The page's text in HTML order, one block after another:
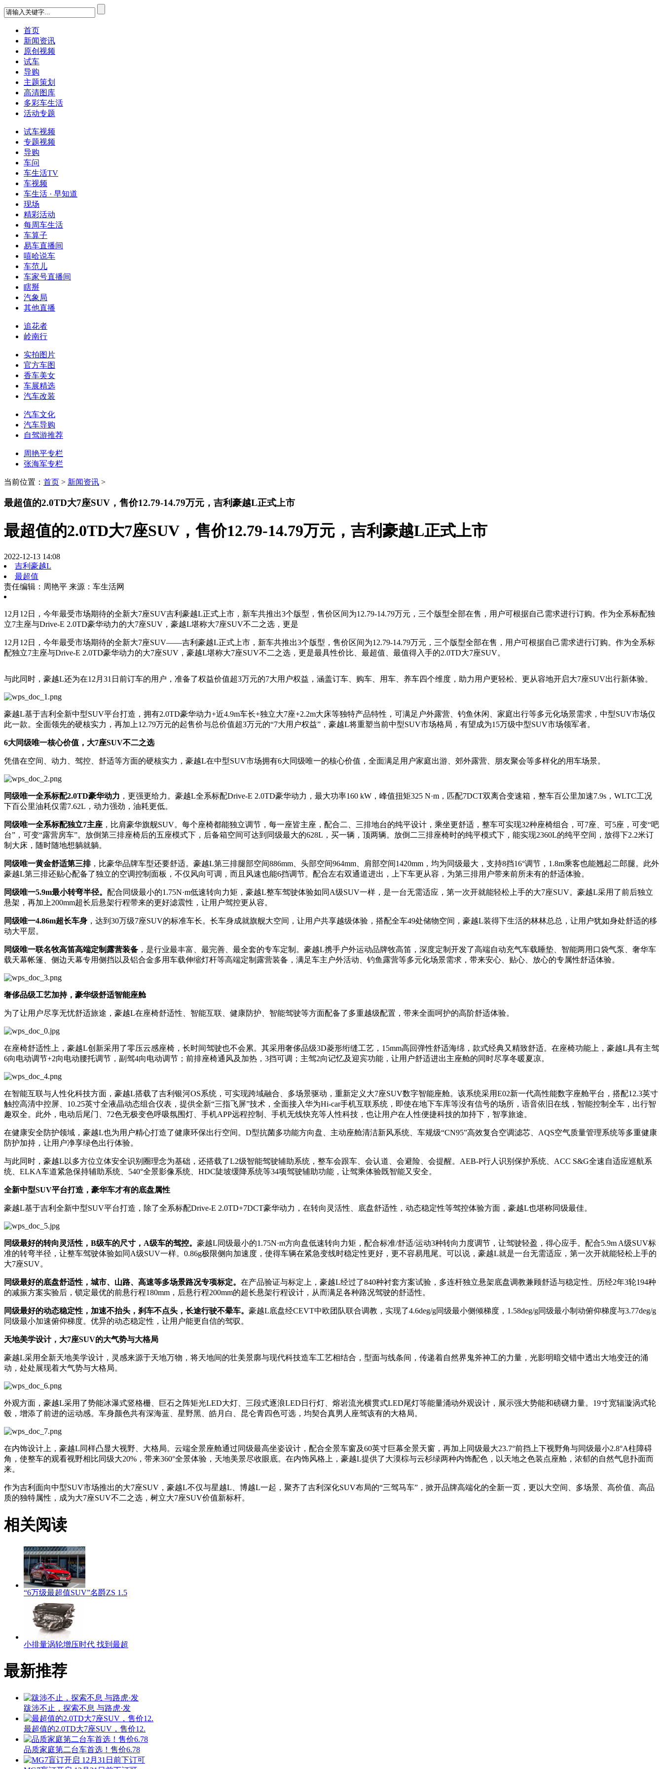
首页
新闻资讯
原创视频
试车
导购
主题策划
高清图库
多彩车生活
活动专题
试车视频
专题视频
导购
车问
车生活TV
车视频
车生活 · 早知道
现场
精彩活动
每周车生活
车算子
易车直播间
嘻哈说车
车范儿
车家号直播间
瞎掰
汽象局
其他直播
追花者
岭南行
实拍图片
官方车图
香车美女
车展精选
汽车改装
汽车文化
汽车导购
自驾游推荐
周艳平专栏
张海军专栏
当前位置： 首页 > 新闻资讯 >
最超值的2.0TD大7座SUV，售价12.79-14.79万元，吉利豪越L正式上市
最超值的2.0TD大7座SUV，售价12.79-14.79万元，吉利豪越L正式上市
2022-12-13 14:08
吉利豪越L
最超值
责任编辑：周艳平 来源：车生活网
12月12日，今年最受市场期待的全新大7座SUV吉利豪越L正式上市，新车共推出3个版型，售价区间为12.79-14.79万元，三个版型全部在售，用户可根据自己需求进行订购。作为全系标配独
立7主座与Drive-E 2.0TD豪华动力的大7座SUV，豪越L堪称大7座SUV不二之选，更是
12月12日，今年最受市场期待的全新大7座SUV——吉利豪越L正式上市，新车共推出3个版型，售价区间为12.79-14.79万元，三个版型全部在售，用户可根据自己需求进行订购。作为全系标
配独立7主座与Drive-E 2.0TD豪华动力的大7座SUV，豪越L堪称大7座SUV不二之选，更是最具性价比、最超值、最值得入手的2.0TD大7座SUV。
与此同时，豪越L还为在12月31日前订车的用户，准备了权益价值超3万元的7大用户权益，涵盖订车、购车、用车、养车四个维度，助力用户更轻松、更从容地开启大7座SUV出行新体验。
豪越L基于吉利全新中型SUV平台打造，拥有2.0TD豪华动力+近4.9m车长+独立大7座+2.2m大床等独特产品特性，可满足户外露营、钓鱼休闲、家庭出行等多元化场景需求，中型SUV市场仅
此一款。全面领先的硬核实力，再加上12.79万元的起售价与总价值超3万元的“7大用户权益”，豪越L将重塑当前中型SUV市场格局，有望成为15万级中型SUV市场领军者。
6大同级唯一核心价值 ， 大7座SUV不二之选
凭借在空间、动力、驾控、舒适等方面的硬核实力，豪越L在中型SUV市场拥有6大同级唯一的核心价值，全面满足用户家庭出游、郊外露营、朋友聚会等多样化的用车场景。
同级唯一全系标配2.0TD豪华动力 ，更强更给力。豪越L全系标配Drive-E 2.0TD豪华动力，最大功率160 kW，峰值扭矩325 N·m，匹配7DCT双离合变速箱，整车百公里加速7.9s，WLTC工况
下百公里油耗仅需7.62L，动力强劲，油耗更低。
同级唯一全系标配独立7主座 ，比肩豪华旗舰SUV。每个座椅都能独立调节，每一座皆主座，配合二、三排地台的纯平设计，乘坐更舒适，整车可实现32种座椅组合，可7座、可5座，可变“吧
台”，可变“露营房车”。放倒第三排座椅后的五座模式下，后备箱空间可达到同级最大的628L，买一辆，顶两辆。放倒二三排座椅时的纯平模式下，能实现2360L的纯平空间，放得下2.2米订
制大床，随时随地想躺就躺。
同级唯一黄金舒适第三排，比豪华品牌车型还要舒适。豪越L第三排腿部空间886mm、头部空间964mm、肩部空间1420mm，均为同级最大，支持8挡16°调节，1.8m乘客也能翘起二郎腿。此外
豪越L第三排还贴心配备了独立的空调控制面板，不仅风向可调，而且风速也能6挡调节。配合左右双通道进出，上下车更从容，为第三排用户带来前所未有的舒适体验。
同级唯一5.9m最小转弯半径。 配合同级最小的1.75N·m低速转向力矩，豪越L整车驾驶体验如同A级SUV一样，是一台无需适应，第一次开就能轻松上手的大7座SUV。豪越L采用了前后独立
悬架，再加上200mm超长后悬架行程带来的更好滤震性，让用户驾控更从容。
同级唯一4.86m超长车身 ，达到30万级7座SUV的标准车长。长车身成就旗舰大空间，让用户共享越级体验，搭配全车49处储物空间，豪越L装得下生活的林林总总，让用户犹如身处舒适的移
动大平层。
同级唯一联名牧高笛高端定制露营装备 ，是行业最丰富、最完善、最全套的专车定制。豪越L携手户外运动品牌牧高笛，深度定制开发了高端自动充气车载睡垫、智能两用口袋气泵、奢华车
载天幕帐篷、侧边天幕专用侧挡以及铝合金多用车载伸缩灯杆等高端定制露营装备，满足车主户外活动、钓鱼露营等多元化场景需求，带来安心、贴心、放心的专属性舒适体验。
奢侈品级工艺加持，豪华级舒适智能座舱
为了让用户尽享无忧舒适旅途，豪越L在座椅舒适性、智能互联、健康防护、智能驾驶等方面配备了多重越级配置，带来全面呵护的高阶舒适体验。
在座椅舒适性上，豪越L创新采用了零压云感座椅，长时间驾驶也不会累。其采用奢侈品级3D菱形绗缝工艺，15mm高回弹性舒适海绵，款式经典又精致舒适。在座椅功能上，豪越L具有主驾
6向电动调节+2向电动腰托调节，副驾4向电动调节；前排座椅通风及加热，3挡可调；主驾2向记忆及迎宾功能，让用户舒适进出主座舱的同时尽享冬暖夏凉。
在智能互联与人性化科技方面，豪越L搭载了吉利银河OS系统，可实现跨域融合、多场景驱动，重新定义大7座SUV数字智能座舱。该系统采用E02新一代高性能数字座舱平台，搭配12.3英寸
触控高清中控屏、10.25英寸全液晶动态组合仪表，提供全新“三指飞屏”技术，全面接入华为Hi-car手机互联系统，即使在地下车库等没有信号的场所，语音依旧在线，智能控制全车，出行智
趣双全。此外，电动后尾门、72色无极变色呼吸氛围灯、手机APP远程控制、手机无线快充等人性科技，也让用户在人性便捷科技的加持下，智享旅途。
在健康安全防护领域，豪越L也为用户精心打造了健康环保出行空间。D型抗菌多功能方向盘、主动座舱清洁新风系统、车规级“CN95”高效复合空调滤芯、AQS空气质量管理系统等多重健康
防护加持，让用户净享绿色出行体验。
与此同时，豪越L以多方位立体安全识别圈理念为基础，还搭载了L2级智能驾驶辅助系统，整车会跟车、会认道、会避险、会提醒。AEB-P行人识别保护系统、ACC S&G全速自适应巡航系
统、ELKA车道紧急保持辅助系统、540°全景影像系统、HDC陡坡缓降系统等34项驾驶辅助功能，让驾乘体验既智能又安全。
全新中型SUV平台打造， 豪华车才有的底盘属性
豪越L基于吉利全新中型SUV平台打造，除了全系标配Drive-E 2.0TD+7DCT豪华动力，在转向灵活性、底盘舒适性，动态稳定性等驾控体验方面，豪越L也堪称同级最佳。
同级最好的转向灵活性，B级车的尺寸，A级车的驾控。 豪越L同级最小的1.75N·m方向盘低速转向力矩，配合标准/舒适/运动3种转向力度调节，让驾驶轻盈，得心应手。配合5.9m A级SUV标
准的转弯半径，让整车驾驶体验如同A级SUV一样。0.86g极限侧向加速度，使得车辆在紧急变线时稳定性更好，更不容易甩尾。可以说，豪越L就是一台无需适应，第一次开就能轻松上手的
大7座SUV。
同级最好的底盘舒适性，城市、山路、高速等多场景路况专项标定。 在产品验证与标定上，豪越L经过了840种衬套方案试验，多连杆独立悬架底盘调教兼顾舒适与稳定性。历经2年3轮194种
的减振方案实验后，锁定最优的前悬行程180mm，后悬行程200mm的超长悬架行程设计，从而满足各种路况驾驶的舒适性。
同级最好的动态稳定性 ， 加速不抬头，刹车不点头，长途行驶不晕车。 豪越L底盘经CEVT中欧团队联合调教，实现了4.6deg/g同级最小侧倾梯度，1.58deg/g同级最小制动俯仰梯度与3.77deg/g
同级最小加速俯仰梯度。优异的动态稳定性，让用户能更自信的驾驭。
天地美学设计，大7座SUV的大气势与大格局
豪越L采用全新天地美学设计，灵感来源于天地万物，将天地间的壮美景廓与现代科技造车工艺相结合，型面与线条间，传递着自然界鬼斧神工的力量，光影明暗交错中透出大地变迁的涌
动，处处展现着大气势与大格局。
外观方面，豪越L采用了势能冰瀑式竖格栅、巨石之阵矩光LED大灯、三段式逐浪LED日行灯、熔岩流光横贯式LED尾灯等能量涌动外观设计，展示强大势能和磅礴力量。19寸宽辐漩涡式轮
毂，增添了前进的运动感。车身颜色共有深海蓝、星野黑、皓月白、昆仑青四色可选，均契合真男人座驾该有的大格局。
在内饰设计上，豪越L同样凸显大视野、大格局。云端全景座舱通过同级最高坐姿设计，配合全景车窗及60英寸巨幕全景天窗，再加上同级最大23.7°前挡上下视野角与同级最小2.8°A柱障碍
角，使整车的观看视野相比同级大20%，带来360°全景体验，天地美景尽收眼底。在内饰风格上，豪越L提供了大漠棕与云杉绿两种内饰配色，以天地之色装点座舱，浓郁的自然气息扑面而
来。
作为吉利面向中型SUV市场推出的大7座SUV，豪越L不仅与星越L、博越L一起，聚齐了吉利深化SUV布局的“三驾马车”，掀开品牌高端化的全新一页，更以大空间、多场景、高价值、高品
质的独特属性，成为大7座SUV不二之选，树立大7座SUV价值新标杆。
相关阅读
“6万级最超值SUV”名爵ZS 1.5
小排量涡轮增压时代 找到最超
最新推荐
跋涉不止，探索不息 与路虎·发
最超值的2.0TD大7座SUV，售价12.
品质家庭第二台车首选！售价6.78